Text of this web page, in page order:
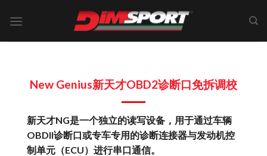
New Genius新天才OBD2诊断口免拆调校
新天才NG是一个独立的读写设备，用于通过车辆
OBDII诊断口或专车专用的诊断连接器与发动机控
制单元（ECU）进行串口通信。